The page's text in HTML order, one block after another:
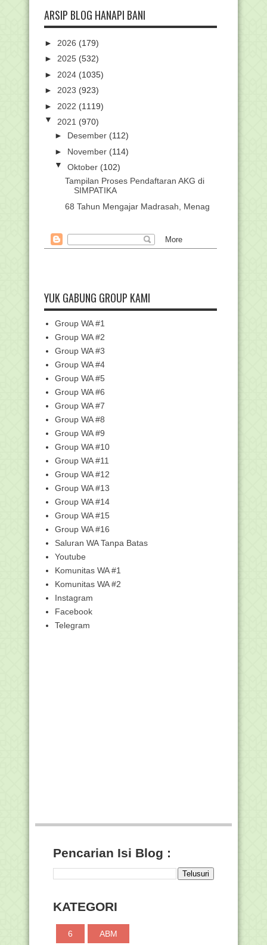
ARSIP BLOG HANAPI BANI
► 2026 (179)
► 2025 (532)
► 2024 (1035)
► 2023 (923)
► 2022 (1119)
▼ 2021 (970)
► Desember (112)
► November (114)
▼ Oktober (102)
Tampilan Proses Pendaftaran AKG di
SIMPATIKA
68 Tahun Mengajar Madrasah, Menag
Cara Cek Kelengkapan Peserta Bimtek
Ponpes Yasin Ba...
Sedikit Evaluasi mengenai Survei
Surat Edaran Percepatan Penyaluran
Dana Insentif 2021
Pelaksanaan Asesmen Guru dan
Tenaga Kependidikan T...
Surat Edaran Pengisian Pendataan
Peserta Bimtek AK...
Beasiswa 10.000 Microblog
Competition, Untuk Siswa...
Kumpulan Twibbon Hari Sumpah
Pemuda 2021
Soal Hadiah untuk NU, Menag: Itu
Motivasi Internal...
Silabus Kelas 8 SMP / MTs Lengkap
Download Ebook Mekanisme
Pengadaan Barang/Jasa RA ...
Silabus SMP/MTs Kelas 9 Lengkap
1.345 Guru dan Pengawas PAI Ikut
Seleksi Calon Pel...
Contoh Anggaran Dasar dan Anggaran
Reaktualisasi...
(Mengaku Be...
Ini Doa Menag pada Hari Santri 2021
Jam Pelajara...
Ini Filosofi Tema dan Logo Hari Santri
2021
Pengumuman Penetapan Hasil dan
Rekomendasi Akredit...
Kemenag Luncurkan Buku Manasik Haji
YUK GABUNG GROUP KAMI
Group WA #1
Group WA #2
Group WA #3
Group WA #4
Group WA #5
Group WA #6
Group WA #7
Group WA #8
Group WA #9
Group WA #10
Group WA #11
Group WA #12
Group WA #13
Group WA #14
Group WA #15
Group WA #16
Saluran WA Tanpa Batas
Youtube
Komunitas WA #1
Komunitas WA #2
Instagram
Facebook
Telegram
Pencarian Isi Blog :
KATEGORI
6 ABM